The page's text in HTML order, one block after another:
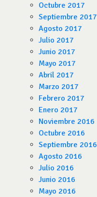
Octubre 2017
Septiembre 2017
Agosto 2017
Julio 2017
Junio 2017
Mayo 2017
Abril 2017
Marzo 2017
Febrero 2017
Enero 2017
Noviembre 2016
Octubre 2016
Septiembre 2016
Agosto 2016
Julio 2016
Junio 2016
Mayo 2016